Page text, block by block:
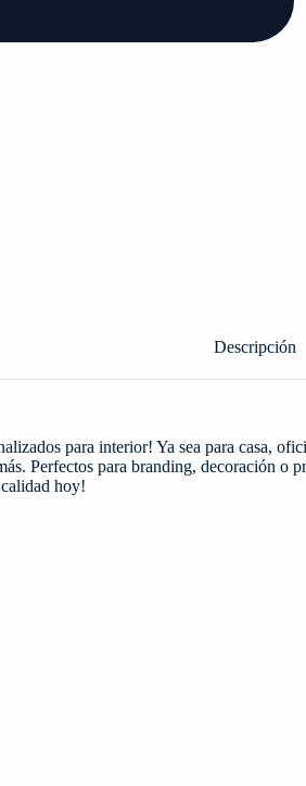
Descripción
para interior! Ya sea para casa,
Perfectos para branding, decoración o
hoy!